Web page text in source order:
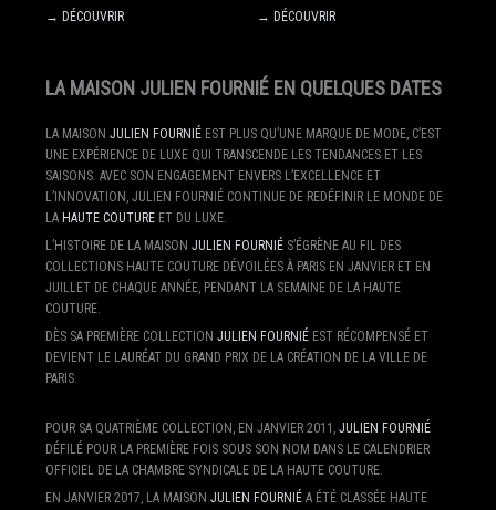
→ DÉCOUVRIR → DÉCOUVRIR
LA MAISON JULIEN FOURNIÉ EN QUELQUES DATES
LA MAISON JULIEN FOURNIÉEST PLUS QU’UNE MARQUE DE MODE, C’EST
UNE EXPÉRIENCE DE LUXE QUI TRANSCENDE LES TENDANCES ET LES
SAISONS. AVEC SON ENGAGEMENT ENVERS L’EXCELLENCE ET
L’INNOVATION, JULIEN FOURNIÉ CONTINUE DE REDÉFINIR LE MONDE DE
LAHAUTE COUTUREET DU LUXE.
L’HISTOIRE DE LA MAISON JULIEN FOURNIÉS’ÉGRÈNE AU FIL DES
COLLECTIONS HAUTE COUTURE DÉVOILÉES À PARIS EN JANVIER ET EN
JUILLET DE CHAQUE ANNÉE, PENDANT LA SEMAINE DE LA HAUTE
COUTURE.
DÈS SA PREMIÈRE COLLECTION JULIEN FOURNIÉ EST RÉCOMPENSÉ ET
DEVIENT LE LAURÉAT DU GRAND PRIX DE LA CRÉATION DE LA VILLE DE
PARIS.
POUR SA QUATRIÈME COLLECTION, EN JANVIER 2011, JULIEN FOURNIÉ
DÉFILÉ POUR LA PREMIÈRE FOIS SOUS SON NOM DANS LE CALENDRIER
OFFICIEL DE LA CHAMBRE SYNDICALE DE LA HAUTE COUTURE.
EN JANVIER 2017, LA MAISON JULIEN FOURNIÉA ÉTÉ CLASSÉE HAUTE